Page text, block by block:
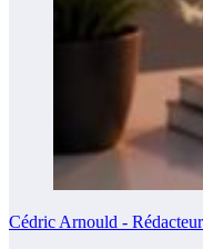
Cédric Arnould -